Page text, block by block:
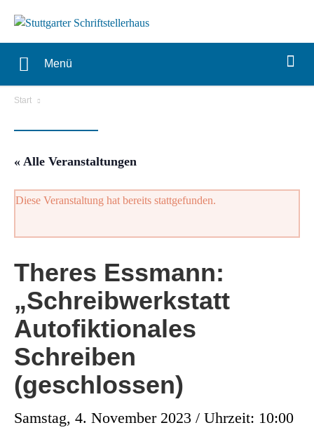
Menü
Start
« Alle Veranstaltungen
Diese Veranstaltung hat bereits stattgefunden.
Theres Essmann:
„Schreibwerkstatt
Autofiktionales
Schreiben
(geschlossen)
Samstag, 4. November 2023 / Uhrzeit: 10:00